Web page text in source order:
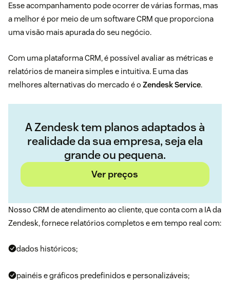
Esse acompanhamento pode ocorrer de várias formas, mas
a melhor é por meio de um software CRM que proporciona
uma visão mais apurada do seu negócio.
Com uma plataforma CRM, é possível avaliar as métricas e
relatórios de maneira simples e intuitiva. E uma das
melhores alternativas do mercado é o Zendesk Service.
A Zendesk tem planos adaptados à
realidade da sua empresa, seja ela
grande ou pequena.
Ver preços
Nosso CRM de atendimento ao cliente, que conta com a IA da
Zendesk, fornece relatórios completos e em tempo real com:
dados históricos;
painéis e gráficos predefinidos e personalizáveis;